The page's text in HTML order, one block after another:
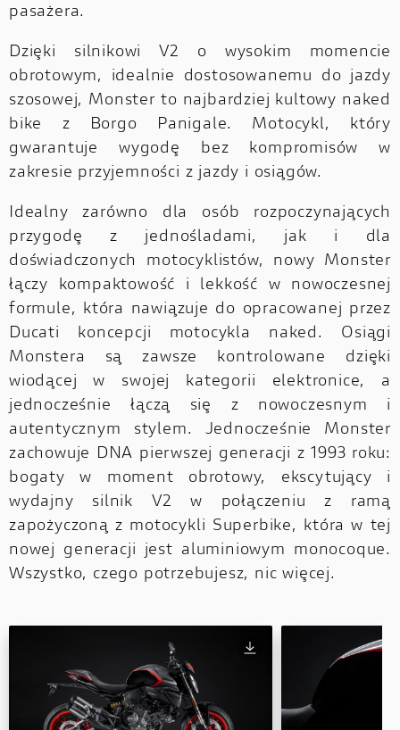
pasażera.
Dzięki silnikowi V2 o wysokim momencie
obrotowym, idealnie dostosowanemu do jazdy
szosowej, Monster to najbardziej kultowy naked
bike z Borgo Panigale. Motocykl, który
gwarantuje wygodę bez kompromisów w
zakresie przyjemności z jazdy i osiągów.
Idealny zarówno dla osób rozpoczynających
przygodę z jednośladami, jak i dla
doświadczonych motocyklistów, nowy Monster
łączy kompaktowość i lekkość w nowoczesnej
formule, która nawiązuje do opracowanej przez
Ducati koncepcji motocykla naked. Osiągi
Monstera są zawsze kontrolowane dzięki
wiodącej w swojej kategorii elektronice, a
jednocześnie łączą się z nowoczesnym i
autentycznym stylem. Jednocześnie Monster
zachowuje DNA pierwszej generacji z 1993 roku:
bogaty w moment obrotowy, ekscytujący i
wydajny silnik V2 w połączeniu z ramą
zapożyczoną z motocykli Superbike, która w tej
nowej generacji jest aluminiowym monocoque.
Wszystko, czego potrzebujesz, nic więcej.